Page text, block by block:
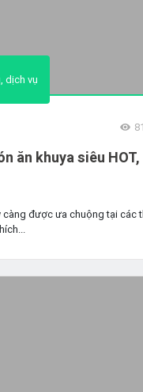
dịch vụ
ăn khuya siêu
càng được ưa chuộng tại các